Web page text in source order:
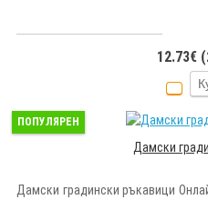
12.73€
ПОПУЛЯРЕН
Дамски
Дамски градински ръкавици